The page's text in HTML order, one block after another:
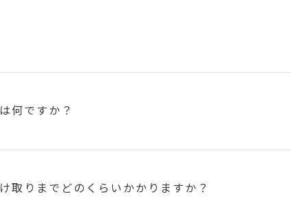
何ですか？
取りまで どのくらいかかりますか？